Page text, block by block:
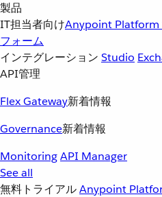
製品
IT担当者向けAnypoint Platform
フォーム
インテグレーション Studio
API管理
Flex Gateway新着情報
Governance新着情報
MonitoringAPI Manager
See all
無料トライアルAnypoint